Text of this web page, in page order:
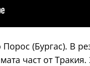
(Бургас). В
част от